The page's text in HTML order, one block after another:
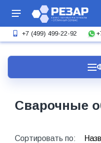
+7 (499) 499-22-92
Сварочные
Сортировать по: